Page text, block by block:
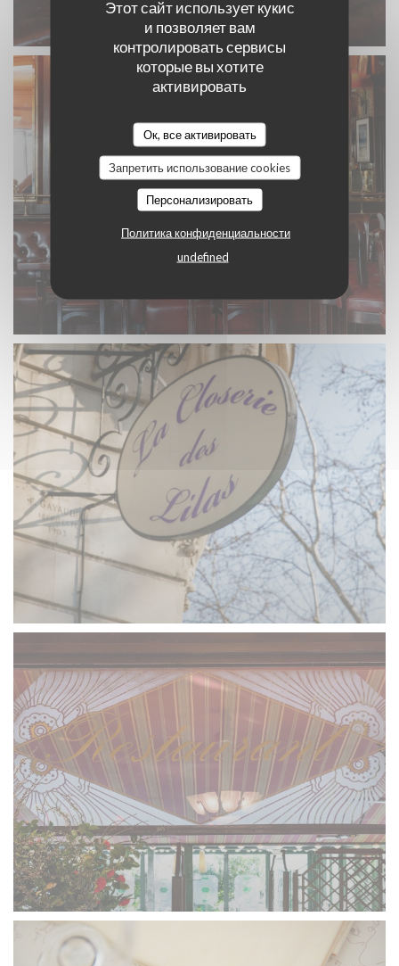
Этот сайт использует кукис
и позволяет вам
контролировать сервисы
которые вы хотите
активировать
Ок, все активировать
Запретить использование cookies
Персонализировать
Политика конфиденциальности
undefined